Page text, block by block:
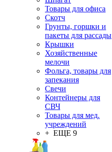
Товары для офиса
Скотч
Грунты, горшки и
пакеты для рассады
Крышки
Хозяйственные
мелочи
Фольга, товары для
запекания
Свечи
Контейнеры для
СВЧ
Товары для мед.
учреждений
+ ЕЩЕ 9